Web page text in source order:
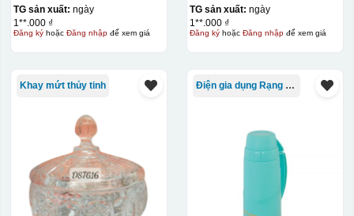
In lưới (silk screen printing) trong ngành quà tặng là kỹ
thuật in ấn sử dụng một tấm lưới được phủ hóa chất cảm
quang, trong đó hình ảnh cần in được phơi sáng tạo
thành khuôn. Mực in được đẩy qua các lỗ nhỏ trên lưới
TG sản xuất: ngày
1**.000 ₫
Đăng kýhoặc Đăng nhậpđể xem giá
TG sản xuất: ngày
1**.000 ₫
Đăng kýhoặc Đăng nhậpđể xem giá
Khay mứt thủy tinh Điện gia dụng Rạng Đông